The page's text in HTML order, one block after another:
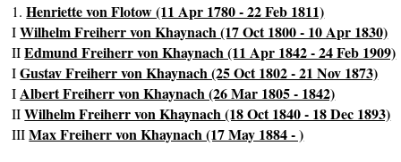
1.Henriette von Flotow (11 Apr 1780 - 22 Feb 1811)
IWilhelm Freiherr von Khaynach (17 Oct 1800 - 10 Apr 1830)
IIEdmund Freiherr von Khaynach (11 Apr 1842 - 24 Feb 1909)
IGustav Freiherr von Khaynach (25 Oct 1802 - 21 Nov 1873)
IAlbert Freiherr von Khaynach (26 Mar 1805 - 1842)
IIWilhelm Freiherr von Khaynach (18 Oct 1840 - 18 Dec 1893)
IIIMax Freiherr von Khaynach (17 May 1884 - )